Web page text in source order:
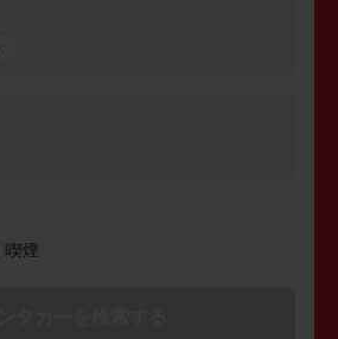
喫煙